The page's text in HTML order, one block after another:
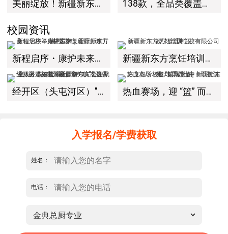
美丽绽放！新疆新东方烹饪学校美容美妆专业教学成果展示会圆满落幕！ 138款，全品类覆盖！新东方烹饪教育精品面包特训营圆满收官，新疆新东方师资硬核升级赋能教学！
校园资讯
新程启序・康护未来｜新疆新东方烹饪学校举办中医康复理疗师班开幕仪式！ 新疆新东方烹饪培训学校有限公司教学管理制度
经开区（头屯河区）"3+10"公共就业服务进校园暨新疆新东方烹饪学校人才双选会+校企签约仪式圆满举行 热血赛场，迎 “篮” 而上｜新疆新东方烹饪学校篮球赛进行中！以技筑梦，乐享青春
入学报名/学费获取
姓名：
电话：